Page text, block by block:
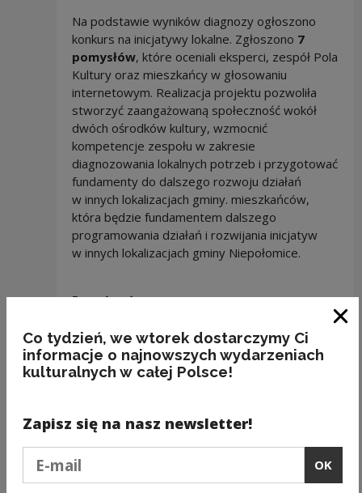
Na podstawie wyników diagnozy ogłoszono
konkurs na inicjatywy lokalne. Zgłoszono 7
pomysłów, które oceniali eksperci, zespół Pola
Kultury oraz mieszkańcy w głosowaniu
internetowym. Realizacja projektu pozwoliła
stworzyć zaangażowaną społeczność wokół
dwóch ośrodków kultury, wzmocnić
kompetencje zespołu w zakresie
diagnozowania lokalnych potrzeb i przygotować
fundamenty do dalszego rozwoju działań
w innych lokalizacjach gminy. mieszkańców,
która będzie fundamentem dalszego
programowania działań i rozwijania inicjatyw
w innych lokalizacjach gminy Niepołomice.
Downloads
Download file
Diagnoza potrzeb i potencjału
społeczności lokalnej Gminy
Niepołomice(PDF 3.28 MB)
Recommended
Co tydzień, we wtorek dostarczymy Ci
informacje o najnowszych wydarzeniach
kulturalnych w całej Polsce!
Zapisz się na nasz newsletter!
OK